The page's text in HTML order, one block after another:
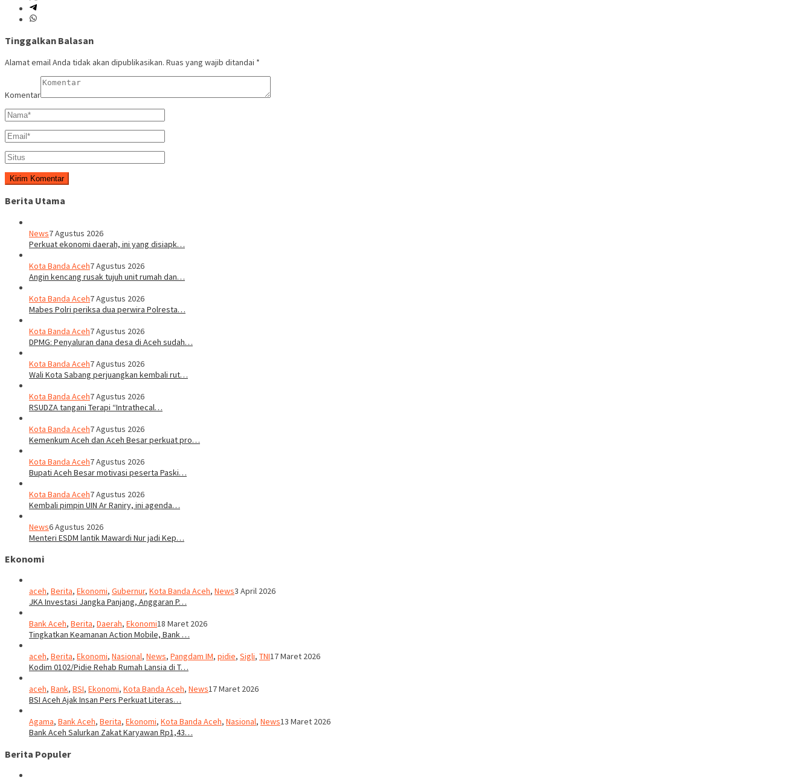
Tinggalkan Balasan
Alamat email Anda tidak akan dipublikasikan. Ruas yang wajib ditandai *
Komentar
Berita Utama
News7 Agustus 2026
Perkuat ekonomi daerah, ini yang disiapk…
Kota Banda Aceh7 Agustus 2026
Angin kencang rusak tujuh unit rumah dan…
Kota Banda Aceh7 Agustus 2026
Mabes Polri periksa dua perwira Polresta…
Kota Banda Aceh7 Agustus 2026
DPMG: Penyaluran dana desa di Aceh sudah…
Kota Banda Aceh7 Agustus 2026
Wali Kota Sabang perjuangkan kembali rut…
Kota Banda Aceh7 Agustus 2026
RSUDZA tangani Terapi “Intrathecal…
Kota Banda Aceh7 Agustus 2026
Kemenkum Aceh dan Aceh Besar perkuat pro…
Kota Banda Aceh7 Agustus 2026
Bupati Aceh Besar motivasi peserta Paski…
Kota Banda Aceh7 Agustus 2026
Kembali pimpin UIN Ar Raniry, ini agenda…
News6 Agustus 2026
Menteri ESDM lantik Mawardi Nur jadi Kep…
Ekonomi
aceh, Berita, Ekonomi, Gubernur, Kota Banda Aceh, News3 April 2026
JKA Investasi Jangka Panjang, Anggaran P…
Bank Aceh, Berita, Daerah, Ekonomi18 Maret 2026
Tingkatkan Keamanan Action Mobile, Bank …
aceh, Berita, Ekonomi, Nasional, News, Pangdam IM, pidie, Sigli, TNI17 Maret 2026
Kodim 0102/Pidie Rehab Rumah Lansia di T…
aceh, Bank, BSI, Ekonomi, Kota Banda Aceh, News17 Maret 2026
BSI Aceh Ajak Insan Pers Perkuat Literas…
Agama, Bank Aceh, Berita, Ekonomi, Kota Banda Aceh, Nasional, News13 Maret 2026
Bank Aceh Salurkan Zakat Karyawan Rp1,43…
Berita Populer